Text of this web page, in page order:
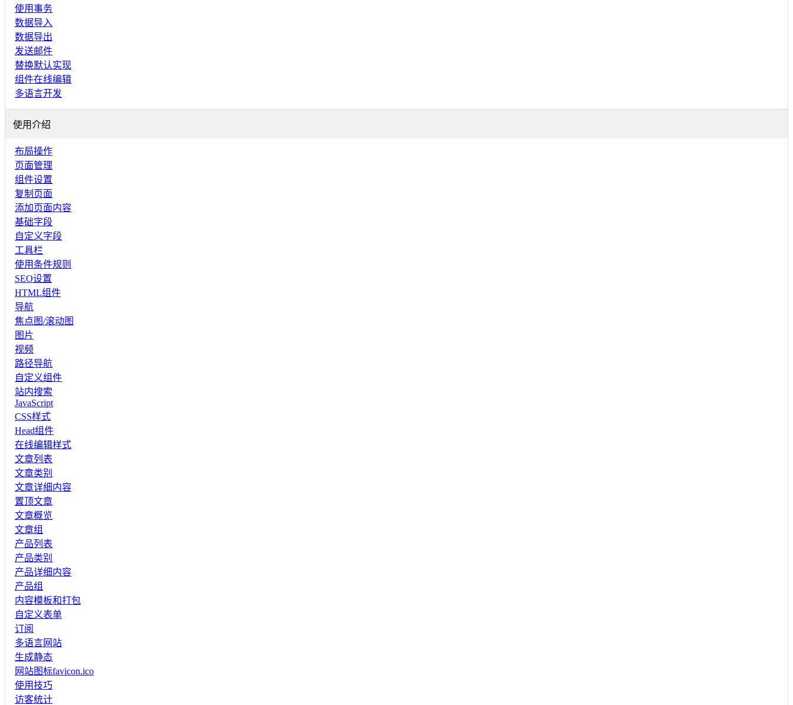
使用事务
数据导入
数据导出
发送邮件
替换默认实现
组件在线编辑
多语言开发
使用介绍
布局操作
页面管理
组件设置
复制页面
添加页面内容
基础字段
自定义字段
工具栏
使用条件规则
SEO设置
HTML组件
导航
焦点图/滚动图
图片
视频
路径导航
自定义组件
站内搜索
JavaScript
CSS样式
Head组件
在线编辑样式
文章列表
文章类别
文章详细内容
置顶文章
文章概览
文章组
产品列表
产品类别
产品详细内容
产品组
内容模板和打包
自定义表单
订阅
多语言网站
生成静态
网站图标favicon.ico
使用技巧
访客统计